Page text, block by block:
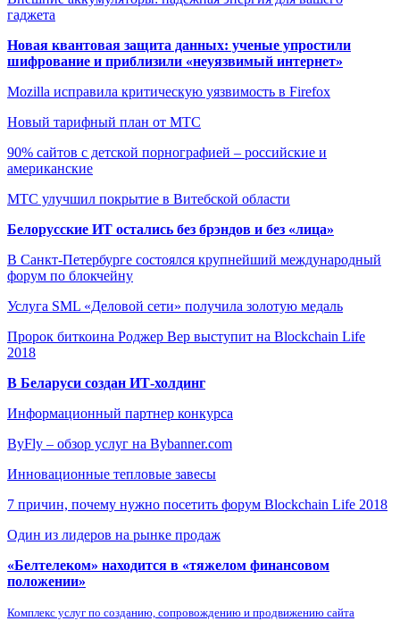
гаджета
Новая квантовая защита данных: ученые упростили
шифрование и приблизили «неуязвимый интернет»
Mozilla исправила критическую уязвимость в Firefox
Новый тарифный план от МТС
90% сайтов с детской порнографией – российские и
американские
МТС улучшил покрытие в Витебской области
Белорусские ИТ остались без брэндов и без «лица»
В Санкт-Петербурге состоялся крупнейший международный
форум по блокчейну
Услуга SML «Деловой сети» получила золотую медаль
Пророк биткоина Роджер Вер выступит на Blockchain Life
2018
В Беларуси создан ИТ-холдинг
Информационный партнер конкурса
ByFly – обзор услуг на Bybanner.com
Инновационные тепловые завесы
7 причин, почему нужно посетить форум Blockchain Life 2018
Один из лидеров на рынке продаж
«Белтелеком» находится в «тяжелом финансовом
положении»
Комплекс услуг по созданию, сопровождению и продвижению сайта